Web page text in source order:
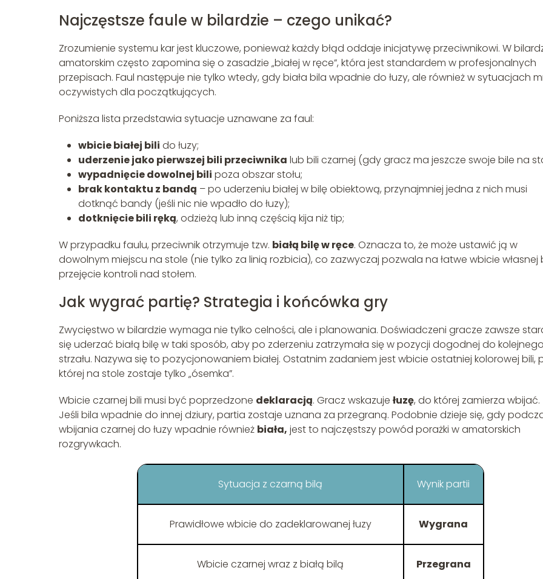
Najczęstsze faule w bilardzie – czego unikać?
Zrozumienie systemu kar jest kluczowe, ponieważ każdy błąd oddaje inicjatywę przeciwnikowi. W
amatorskim często zapomina się o zasadzie „białej w ręce”, która jest standardem w profesjonalnych
przepisach. Faul następuje nie tylko wtedy, gdy biała bila wpadnie do łuzy, ale również w sytuacjach
oczywistych dla początkujących.
Poniższa lista przedstawia sytuacje uznawane za faul:
wbicie białej bili do łuzy;
uderzenie jako pierwszej bili przeciwnika lub bili czarnej (gdy gracz ma jeszcze swoje bile na
wypadnięcie dowolnej bili poza obszar stołu;
brak kontaktu z bandą – po uderzeniu białej w bilę obiektową, przynajmniej jedna z nich musi
dotknąć bandy (jeśli nic nie wpadło do łuzy);
dotknięcie bili ręką, odzieżą lub inną częścią kija niż tip;
W przypadku faulu, przeciwnik otrzymuje tzw. białą bilę w ręce. Oznacza to, że może ustawić ją w
dowolnym miejscu na stole (nie tylko za linią rozbicia), co zazwyczaj pozwala na łatwe wbicie własnej
przejęcie kontroli nad stołem.
Jak wygrać partię? Strategia i końcówka gry
Zwycięstwo w bilardzie wymaga nie tylko celności, ale i planowania. Doświadczeni gracze zawsze
się uderzać białą bilę w taki sposób, aby po zderzeniu zatrzymała się w pozycji dogodnej do kolejnego
strzału. Nazywa się to pozycjonowaniem białej. Ostatnim zadaniem jest wbicie ostatniej kolorowej bili,
której na stole zostaje tylko „ósemka”.
Wbicie czarnej bili musi być poprzedzone deklaracją. Gracz wskazuje łuzę, do której zamierza wbijać.
Jeśli bila wpadnie do innej dziury, partia zostaje uznana za przegraną. Podobnie dzieje się, gdy
wbijania czarnej do łuzy wpadnie również biała, jest to najczęstszy powód porażki w amatorskich
rozgrywkach.
Sytuacja z czarną bilą Wynik partii
Prawidłowe wbicie do zadeklarowanej łuzy Wygrana
Wbicie czarnej wraz z białą bilą Przegrana